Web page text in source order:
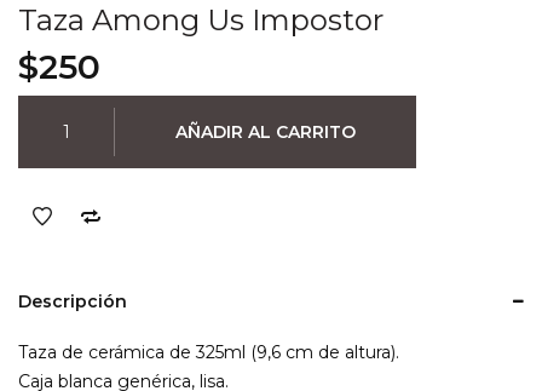
Taza Among Us Impostor
$250
Among
Us
cantidad
AÑADIR AL CARRITO
Descripción
Taza de cerámica de 325ml (9,6 cm de altura).
Caja blanca genérica, lisa.